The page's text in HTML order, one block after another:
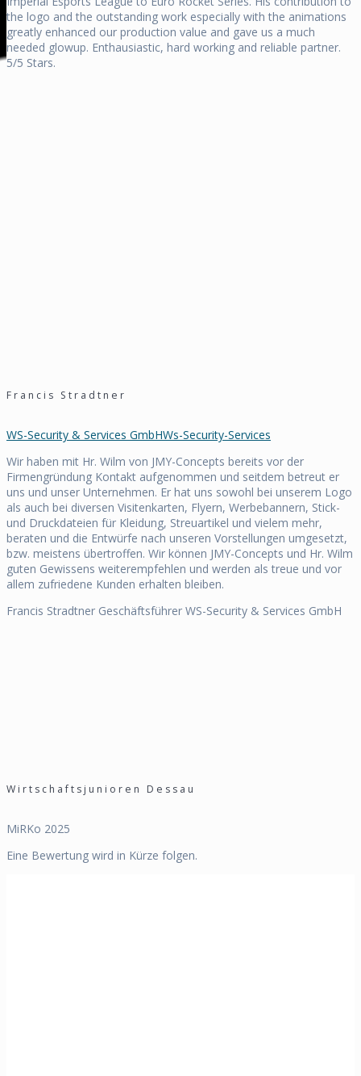
the logo and the outstanding work especially with the animations
greatly enhanced our production value and gave us a much
needed glowup. Enthausiastic, hard working and reliable partner.
5/5 Stars.
Francis Stradtner
WS-Security & Services GmbHWs-Security-Services
Wir haben mit Hr. Wilm von JMY-Concepts bereits vor der
Firmengründung Kontakt aufgenommen und seitdem betreut er
uns und unser Unternehmen. Er hat uns sowohl bei unserem Logo
als auch bei diversen Visitenkarten, Flyern, Werbebannern, Stick-
und Druckdateien für Kleidung, Streuartikel und vielem mehr,
beraten und die Entwürfe nach unseren Vorstellungen umgesetzt,
bzw. meistens übertroffen. Wir können JMY-Concepts und Hr. Wilm
guten Gewissens weiterempfehlen und werden als treue und vor
allem zufriedene Kunden erhalten bleiben.
Francis Stradtner Geschäftsführer WS-Security & Services GmbH
Wirtschaftsjunioren Dessau
MiRKo 2025
Eine Bewertung wird in Kürze folgen.